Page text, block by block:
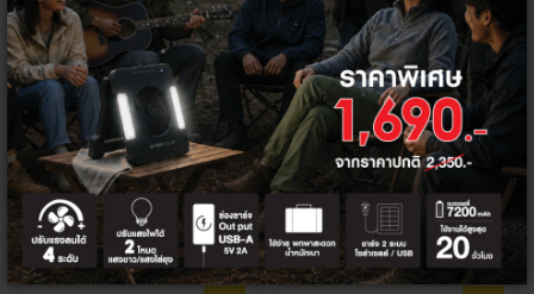
HI-TEK คอนซูเมอร์เซอร์กิตเบรคเกอร์เ
มนเบรคเกอร์ 2 สาย 10KA
360 - 380 ฿
338 - 338 ฿
+
HI-TEK เบรคเกอร์กันดูด 2P แบบติดตั้
งในตู้ราง DIN RAIL
1,500 ฿
1,190 ฿